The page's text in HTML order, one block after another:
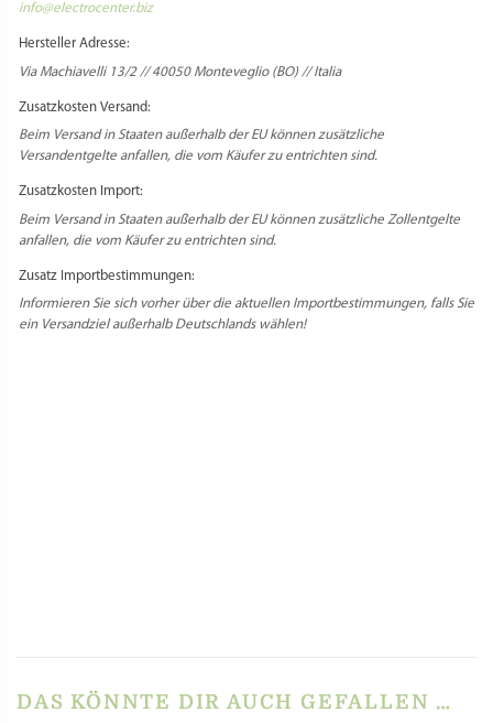
info@electrocenter.biz
Hersteller Adresse:
Via Machiavelli 13/2 // 40050 Monteveglio (BO) // Italia
Zusatzkosten Versand:
Beim Versand in Staaten außerhalb der EU können zusätzliche
Versandentgelte anfallen, die vom Käufer zu entrichten sind.
Zusatzkosten Import:
Beim Versand in Staaten außerhalb der EU können zusätzliche Zollentgelte
anfallen, die vom Käufer zu entrichten sind.
Zusatz Importbestimmungen:
Informieren Sie sich vorher über die aktuellen Importbestimmungen, falls Sie
ein Versandziel außerhalb Deutschlands wählen!
DAS KÖNNTE DIR AUCH GEFALLEN …